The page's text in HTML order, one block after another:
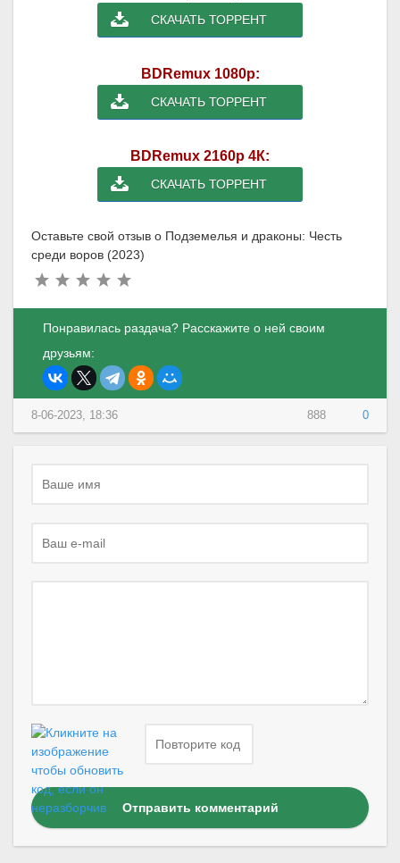
СКАЧАТЬ ТОРРЕНТ
BDRemux 1080p:
СКАЧАТЬ ТОРРЕНТ
BDRemux 2160p 4К:
СКАЧАТЬ ТОРРЕНТ
Оставьте свой отзыв о Подземелья и драконы: Честь
среди воров (2023)
Понравилась раздача? Расскажите о ней своим
друзьям:
888 0
8-06-2023, 18:36
Отправить комментарий